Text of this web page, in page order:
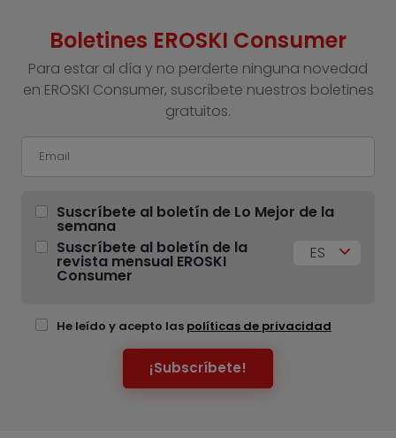
Boletines EROSKI Consumer
Para estar al día y no perderte ninguna novedad
en EROSKI Consumer, suscríbete nuestros boletines
gratuitos.
Suscríbete al boletín de Lo Mejor de la
semana
Suscríbete al boletín de la
revista mensual EROSKI
Consumer
ES
He leído y acepto las políticas de privacidad
¡Subscríbete!